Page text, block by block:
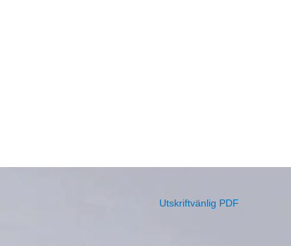
Utskriftvänlig PDF